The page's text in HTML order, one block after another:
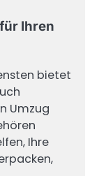
Ihren
bietet
Umzug
Ihre